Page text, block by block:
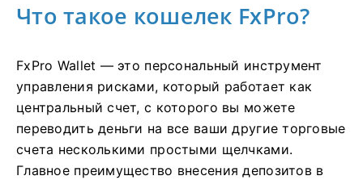
Что такое кошелек FxPro?
FxPro Wallet — это персональный инструмент
управления рисками, который работает как
центральный счет, с которого вы можете
переводить деньги на все ваши другие торговые
счета несколькими простыми щелчками.
Главное преимущество внесения депозитов в